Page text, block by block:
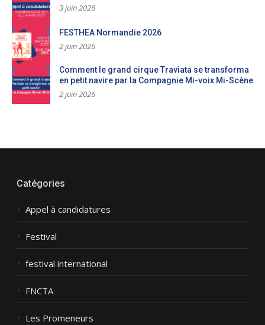
3 juin 2026
FESTHEA Normandie 2026
2 juin 2026
Comment le grand cirque Traviata se transforma
en petit navire par la Compagnie Mi-voix Mi-Scène
2 juin 2026
Catégories
Appel à candidatures
Festival
festival international
FNCTA
Les Promeneurs